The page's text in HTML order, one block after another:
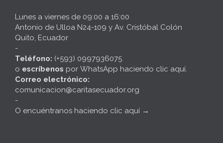
Lunes a viernes de 09:00 a 16:00
Antonio de Ulloa N24-109 y Av. Cristóbal Colón
Quito, Ecuador
-
Teléfono: (+593) 0997936075
o escríbenos por WhatsApp haciendo clic aquí.
Correo electrónico:
comunicacion@caritasecuador.org
-
O encuéntranos haciendo clic aquí →